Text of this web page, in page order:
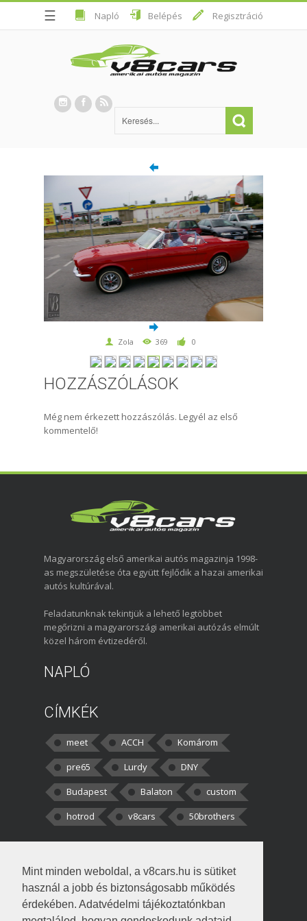
Mint minden weboldal, a v8cars.hu is sütiket
használ a jobb és biztonságosabb működés
érdekében. Adatvédelmi tájékoztatónkban
☰ Napló Belépés Regisztráció
Zola 369 0
HOZZÁSZÓLÁSOK
Még nem érkezett hozzászólás. Legyél az első
kommentelő!
Magyarország első amerikai autós magazinja 1998-
as megszületése óta együtt fejlődik a hazai amerikai
autós kultúrával.
Feladatunknak tekintjük a lehető legtöbbet
megőrizni a magyarországi amerikai autózás elmúlt
közel három évtizedéről.
NAPLÓ
CÍMKÉK
meet ACCH
Komárom
pre65
Lurdy
DNY
Budapest
Balaton
custom
hotrod
v8cars 50brothers
kortisz:Elszúrtam! Én csak két
darabbaal számoltam. Nem tudtam, hogy fél autót,